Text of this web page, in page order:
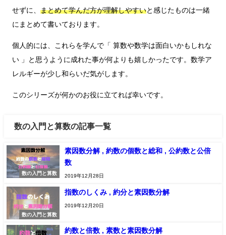
せずに、 まとめて学んだ方が理解しやすいと感じたものは一緒
にまとめて書いております。
個人的には、これらを学んで「 算数や数学は面白いかもしれな
い 」と思うように成れた事が何よりも嬉しかったです。数学ア
レルギーが少し和らいだ気がします。
このシリーズが何かのお役に立てれば幸いです。
数の入門と算数の記事一覧
数の入門と算数
素因数分解 , 約数の個数と総和 , 公約数と公倍
数
2019年12月28日
数の入門と算数
指数のしくみ , 約分と素因数分解
2019年12月20日
約数と倍数 , 素数と素因数分解